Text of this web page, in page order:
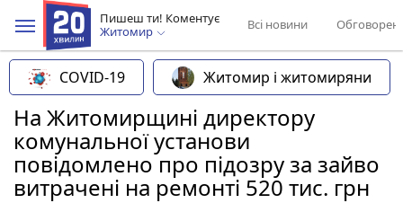
Пишеш ти! Коментує
Житомир
Всі новини
COVID-19 Житомир і житомиряни
На Житомирщині директору
комунальної установи
повідомлено про підозру за зайво
витрачені на ремонті 520 тис. грн